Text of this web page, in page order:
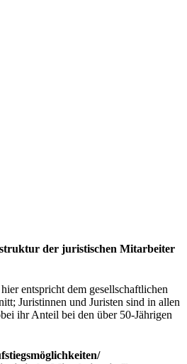
der juristischen Mitarbeiter
entspricht dem gesellschaftlichen
Juristinnen und Juristen sind in allen
ihr Anteil bei den über 50-Jährigen